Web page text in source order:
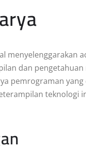
dan
pemrograman
teknologi